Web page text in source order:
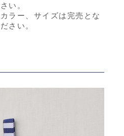
い。
ラー、サイズは完売とな
さい。